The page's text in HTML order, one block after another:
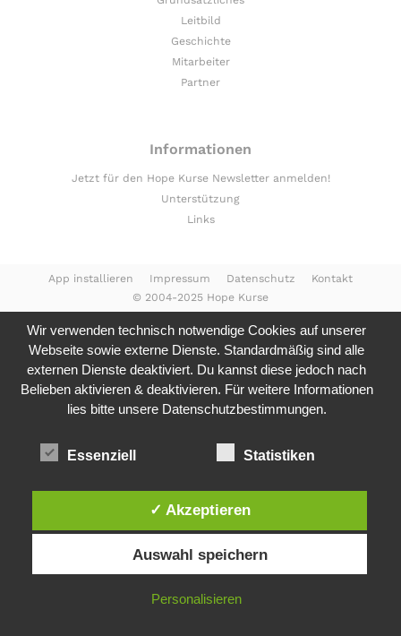
Leitbild
Geschichte
Mitarbeiter
Partner
Informationen
Jetzt für den Hope Kurse Newsletter anmelden!
Unterstützung
Links
© 2004-2025 Hope Kurse
App installieren Impressum Datenschutz Kontakt
Wir verwenden technisch notwendige Cookies auf unserer
Webseite sowie externe Dienste. Standardmäßig sind alle
externen Dienste deaktiviert. Du kannst diese jedoch nach
Belieben aktivieren & deaktivieren. Für weitere Informationen
lies bitte unsere Datenschutzbestimmungen.
Essenziell Statistiken
✓ Akzeptieren
Auswahl speichern
Personalisieren